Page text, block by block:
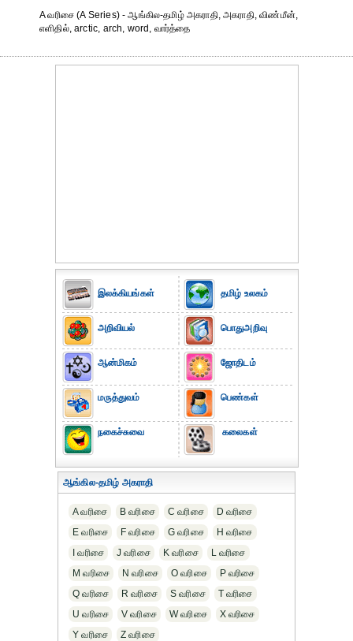
A வரிசை (A Series) - ஆங்கில-தமிழ் அகராதி, அகராதி, விண்மீன்,
எளிதில், arctic, arch, word, வார்த்தை
இலக்கியங்கள்
அறிவியல்
ஆன்மிகம்
மருத்துவம்
நகைச்சுவை
தமிழ் உலகம்
பொதுஅறிவு
ஜோதிடம்
பெண்கள்
கலைகள்
ஆங்கில-தமிழ் அகராதி
A வரிசை B வரிசை C வரிசை
D வரிசை
E வரிசை
F வரிசை G வரிசை
H வரிசை
I வரிசை
J வரிசை K வரிசை
L வரிசை
M வரிசை
N வரிசை O வரிசை
P வரிசை
Q வரிசை
R வரிசை S வரிசை
T வரிசை
U வரிசை
V வரிசை W வரிசை
X வரிசை
Y வரிசை
Z வரிசை